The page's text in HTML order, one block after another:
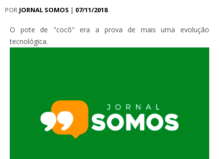
POR JORNAL SOMOS | 07/11/2018
O pote de "cocô" era a prova de mais uma evolução
tecnológica.